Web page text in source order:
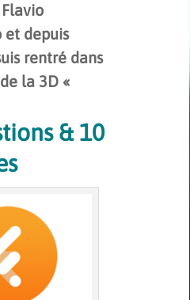
Flavio
et depuis
rentré dans
la 3D «
& 10